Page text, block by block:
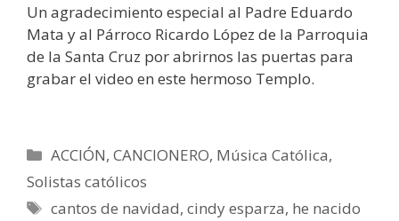
Un agradecimiento especial al Padre Eduardo
Mata y al Párroco Ricardo López de la Parroquia
de la Santa Cruz por abrirnos las puertas para
grabar el video en este hermoso Templo.
Categorías
ACCIÓN,CANCIONERO, Música Católica,
Solistas católicos
Etiquetas
cantos de navidad,cindy esparza, he nacido